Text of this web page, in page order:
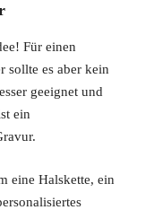
Für einen
sollte es aber kein
geeignet und
ein
eine Halskette, ein